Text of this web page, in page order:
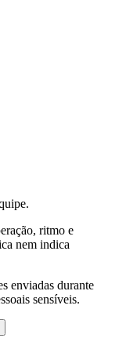
ritmo e
nem indica
enviadas durante
sensíveis.